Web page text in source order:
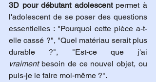
3D pour débutant adolescent permet à
l'adolescent de se poser des questions
essentielles : "Pourquoi cette pièce a-t-
elle cassé ?", "Quel matériau serait plus
vraiment besoin de ce nouvel objet, ou
puis-je le faire moi-même ?".